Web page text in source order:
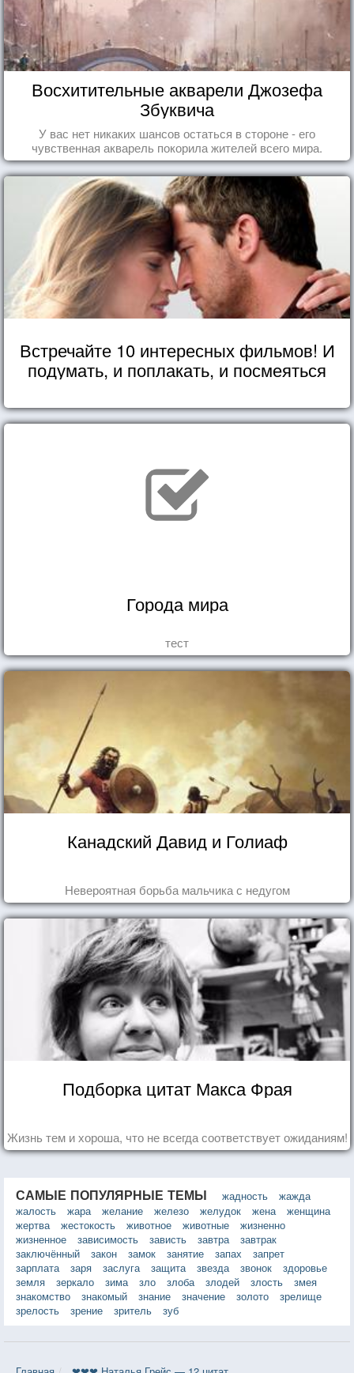
Восхитительные акварели Джозефа
Збуквича
У вас нет никаких шансов остаться в стороне - его
чувственная акварель покорила жителей всего мира.
Встречайте 10 интересных фильмов! И
подумать, и поплакать, и посмеяться
Города мира
тест
Канадский Давид и Голиаф
Невероятная борьба мальчика с недугом
Подборка цитат Макса Фрая
Жизнь тем и хороша, что не всегда соответствует ожиданиям!
САМЫЕ ПОПУЛЯРНЫЕ ТЕМЫ жадность
жажда
жалость
жара желание железо желудок жена
женщина
жертва
жестокость животное животные
жизненно
жизненное
зависимость зависть завтра
завтрак
заключённый
закон замок занятие запах
запрет
зарплата
заря заслуга защита звезда звонок
здоровье
земля
зеркало зима зло злоба злодей злость
змея
знакомство
знакомый знание значение золото
зрелище
зрелость
зрение зритель зуб